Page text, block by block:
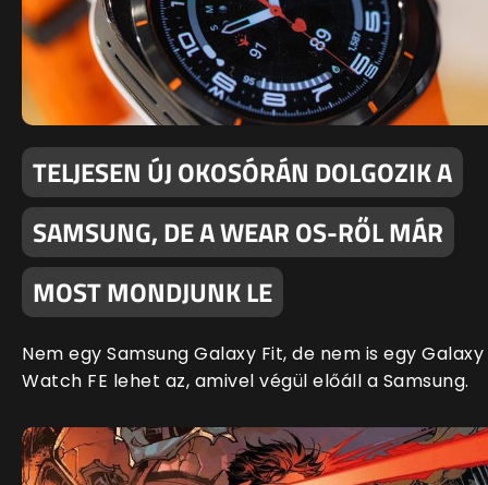
TELJESEN ÚJ OKOSÓRÁN DOLGOZIK A
SAMSUNG, DE A WEAR OS-RŐL MÁR
MOST MONDJUNK LE
Nem egy Samsung Galaxy Fit, de nem is egy Galaxy
Watch FE lehet az, amivel végül előáll a Samsung.